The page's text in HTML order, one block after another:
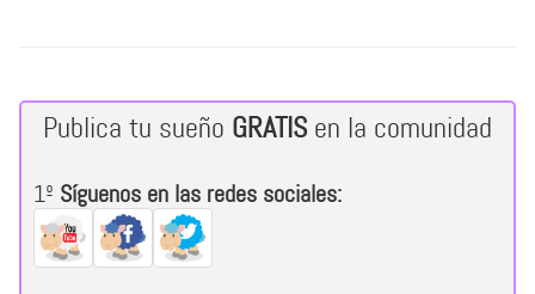
Publica tu sueño GRATISen la comunidad
1º Síguenos en las redes sociales: